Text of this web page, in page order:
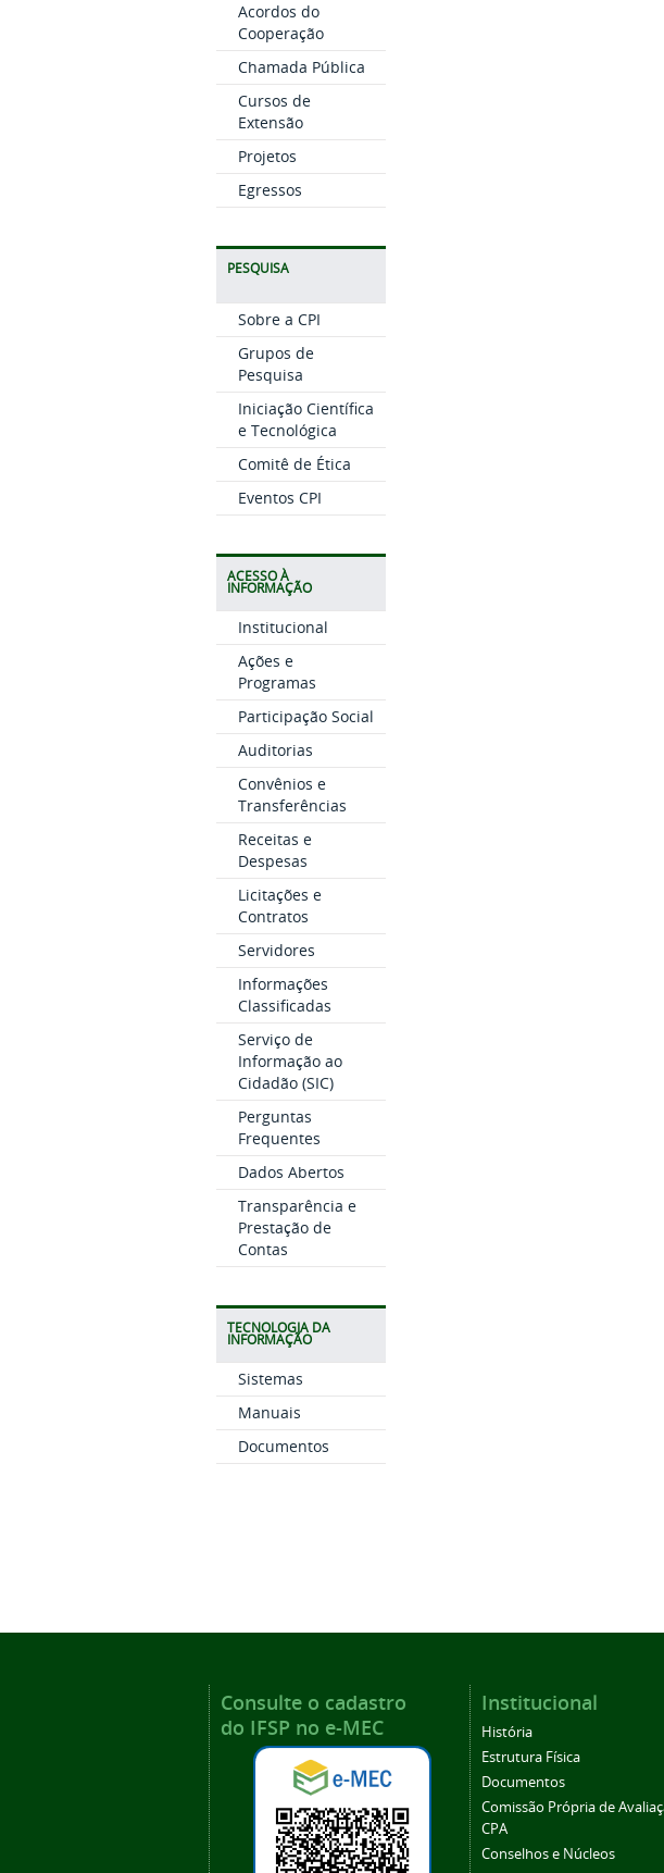
Acordos do
Cooperação
Chamada Pública
Cursos de
Extensão
Projetos
Egressos
PESQUISA
Sobre a CPI
Grupos de
Pesquisa
Iniciação Científica
e Tecnológica
Comitê de Ética
Eventos CPI
ACESSO À
INFORMAÇÃO
Institucional
Ações e
Programas
Participação Social
Auditorias
Convênios e
Transferências
Receitas e
Despesas
Licitações e
Contratos
Servidores
Informações
Classificadas
Serviço de
Informação ao
Cidadão (SIC)
Perguntas
Frequentes
Dados Abertos
Transparência e
Prestação de
Contas
TECNOLOGIA DA
INFORMAÇÃO
Sistemas
Manuais
Documentos
Consulte o cadastro
do IFSP no e-MEC
Institucional
História
Estrutura Física
Documentos
Comissão Própria de
CPA
Conselhos e Núcleos